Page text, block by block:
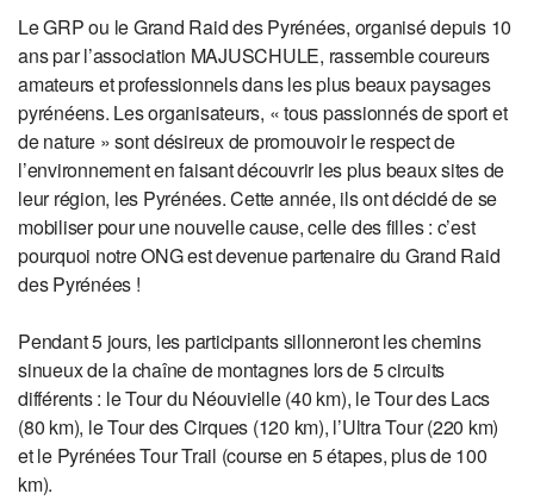
Le GRP ou le Grand Raid des Pyrénées, organisé depuis 10
ans par l’association MAJUSCHULE, rassemble coureurs
amateurs et professionnels dans les plus beaux paysages
pyrénéens. Les organisateurs, « tous passionnés de sport et
de nature » sont désireux de promouvoir le respect de
l’environnement en faisant découvrir les plus beaux sites de
leur région, les Pyrénées. Cette année, ils ont décidé de se
mobiliser pour une nouvelle cause, celle des filles : c’est
pourquoi notre ONG est devenue partenaire du Grand Raid
des Pyrénées !
Pendant 5 jours, les participants sillonneront les chemins
sinueux de la chaîne de montagnes lors de 5 circuits
différents : le Tour du Néouvielle (40 km), le Tour des Lacs
(80 km), le Tour des Cirques (120 km), l’Ultra Tour (220 km)
et le Pyrénées Tour Trail (course en 5 étapes, plus de 100
km).